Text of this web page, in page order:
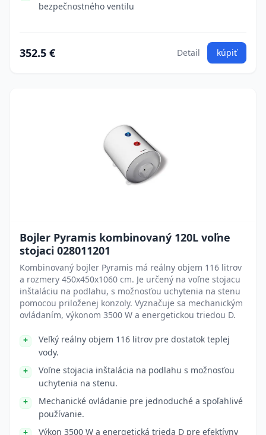
bezpečnostného ventilu
352.5 € Detail kúpiť
Bojler Pyramis kombinovaný 120L voľne
stojaci 028011201
Kombinovaný bojler Pyramis má reálny objem 116 litrov
a rozmery 450x450x1060 cm. Je určený na voľne stojacu
inštaláciu na podlahu, s možnosťou uchytenia na stenu
pomocou priloženej konzoly. Vyznačuje sa mechanickým
ovládaním, výkonom 3500 W a energetickou triedou D.
Veľký reálny objem 116 litrov pre dostatok teplej
vody.
Voľne stojacia inštalácia na podlahu s možnosťou
uchytenia na stenu.
Mechanické ovládanie pre jednoduché a spoľahlivé
používanie.
Výkon 3500 W a energetická trieda D pre efektívny